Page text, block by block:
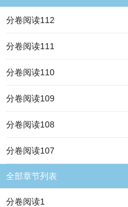
分卷阅读112
分卷阅读111
分卷阅读110
分卷阅读109
分卷阅读108
分卷阅读107
全部章节列表
分卷阅读1